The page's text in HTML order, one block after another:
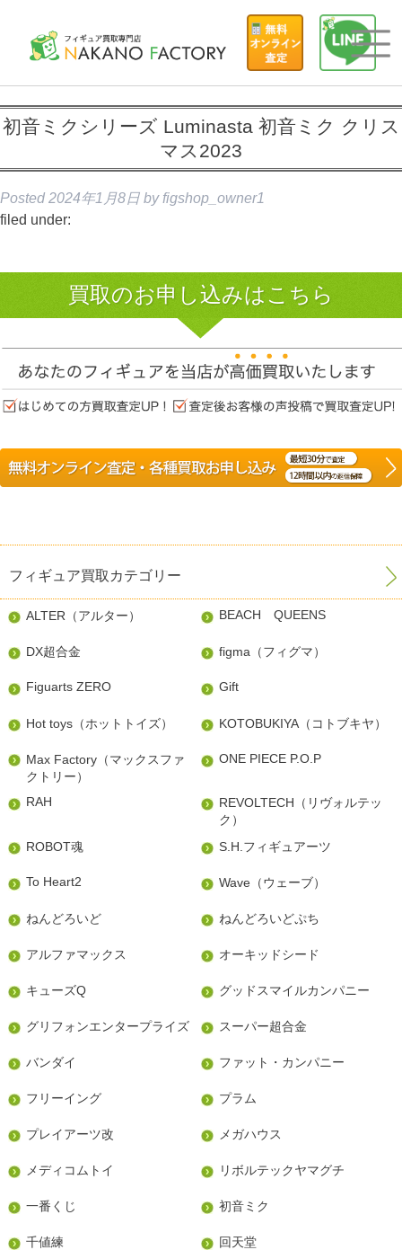
初音ミクシリーズ Luminasta 初音ミク クリス
マス2023
Posted 2024年1月8日 by figshop_owner1
filed under:
買取のお申し込みはこちら
フィギュア買取カテゴリー
ALTER（アルター） BEACH QUEENS
DX超合金 figma（フィグマ）
Figuarts ZERO Gift
Hot toys（ホットトイズ） KOTOBUKIYA（コトブキヤ）
Max Factory（マックスファ
クトリー）
ONE PIECE P.O.P
RAH
REVOLTECH（リヴォルテッ
ク）
ROBOT魂
S.H.フィギュアーツ
To Heart2 Wave（ウェーブ）
ねんどろいど ねんどろいどぷち
アルファマックス オーキッドシード
キューズQ グッドスマイルカンパニー
グリフォンエンタープライズ スーパー超合金
バンダイ ファット・カンパニー
フリーイング プラム
プレイアーツ改 メガハウス
メディコムトイ リボルテックヤマグチ
一番くじ 初音ミク
千値練 回天堂